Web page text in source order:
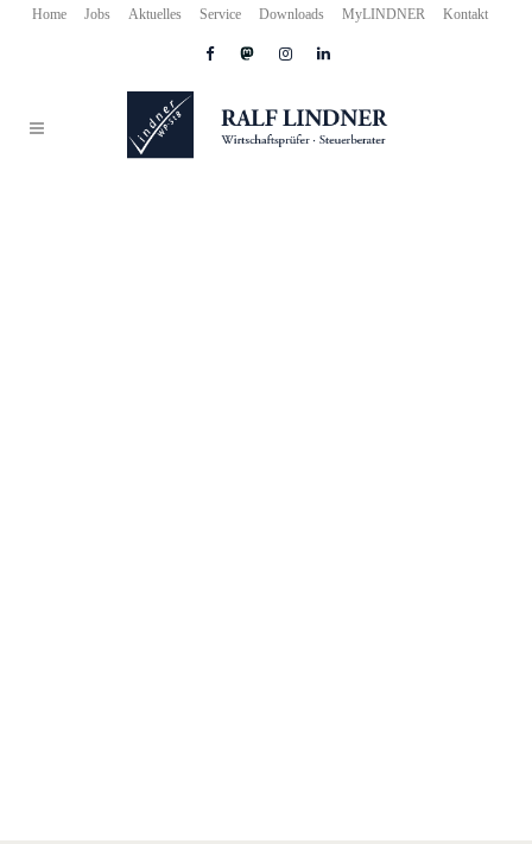
Home Jobs Aktuelles Service Downloads MyLINDNER Kontakt